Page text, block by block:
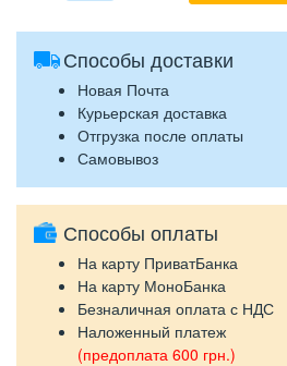
Способы доставки
Новая Почта
Курьерская доставка
Отгрузка после оплаты
Самовывоз
Способы оплаты
На карту ПриватБанка
На карту МоноБанка
Безналичная оплата с НДС
Наложенный платеж
(предоплата 600 грн.)